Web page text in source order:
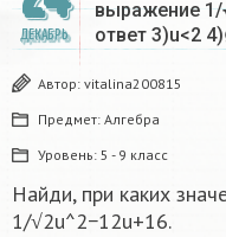
ДЕКАБРЬ
выражение 1/
ответ 3)u<2
Автор: vitalina200815
Предмет: Алгебра
Уровень: 5 - 9 класс
Найди, при каких
1/√2u^2−12u+16.